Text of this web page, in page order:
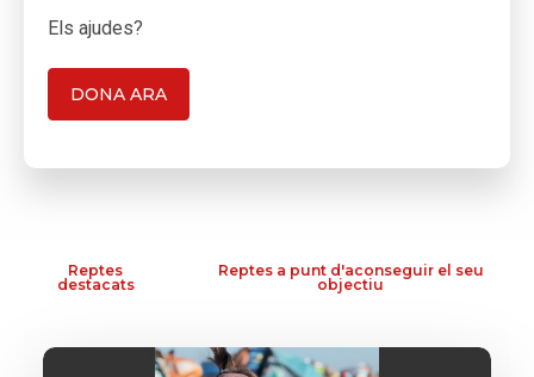
Els ajudes?
DONA ARA
Reptes
destacats
Reptes a punt d'aconseguir el seu
objectiu